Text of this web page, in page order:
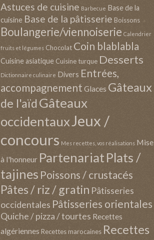
Astuces de cuisine Barbecue Base de la
cuisine Base de la pâtisserie Boissons
Boulangerie/viennoiserie Calendrier
fruits et légumes Chocolat Coin blablabla
Cuisine asiatique Cuisine turque Desserts
Dictionnaire culinaire Divers Entrées,
accompagnement Glaces Gâteaux
de l'aïdGâteaux
occidentauxJeux /
concours Mes recettes, vos réalisations Mise
à l'honneur Partenariat Plats /
tajines Poissons / crustacés
Pâtes / riz / gratin Pâtisseries
occidentales Pâtisseries orientales
Quiche / pizza / tourtes Recettes
algériennes Recettes marocaines Recettes